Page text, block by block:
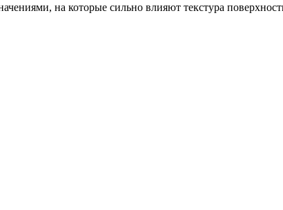
на которые сильно влияют текстура